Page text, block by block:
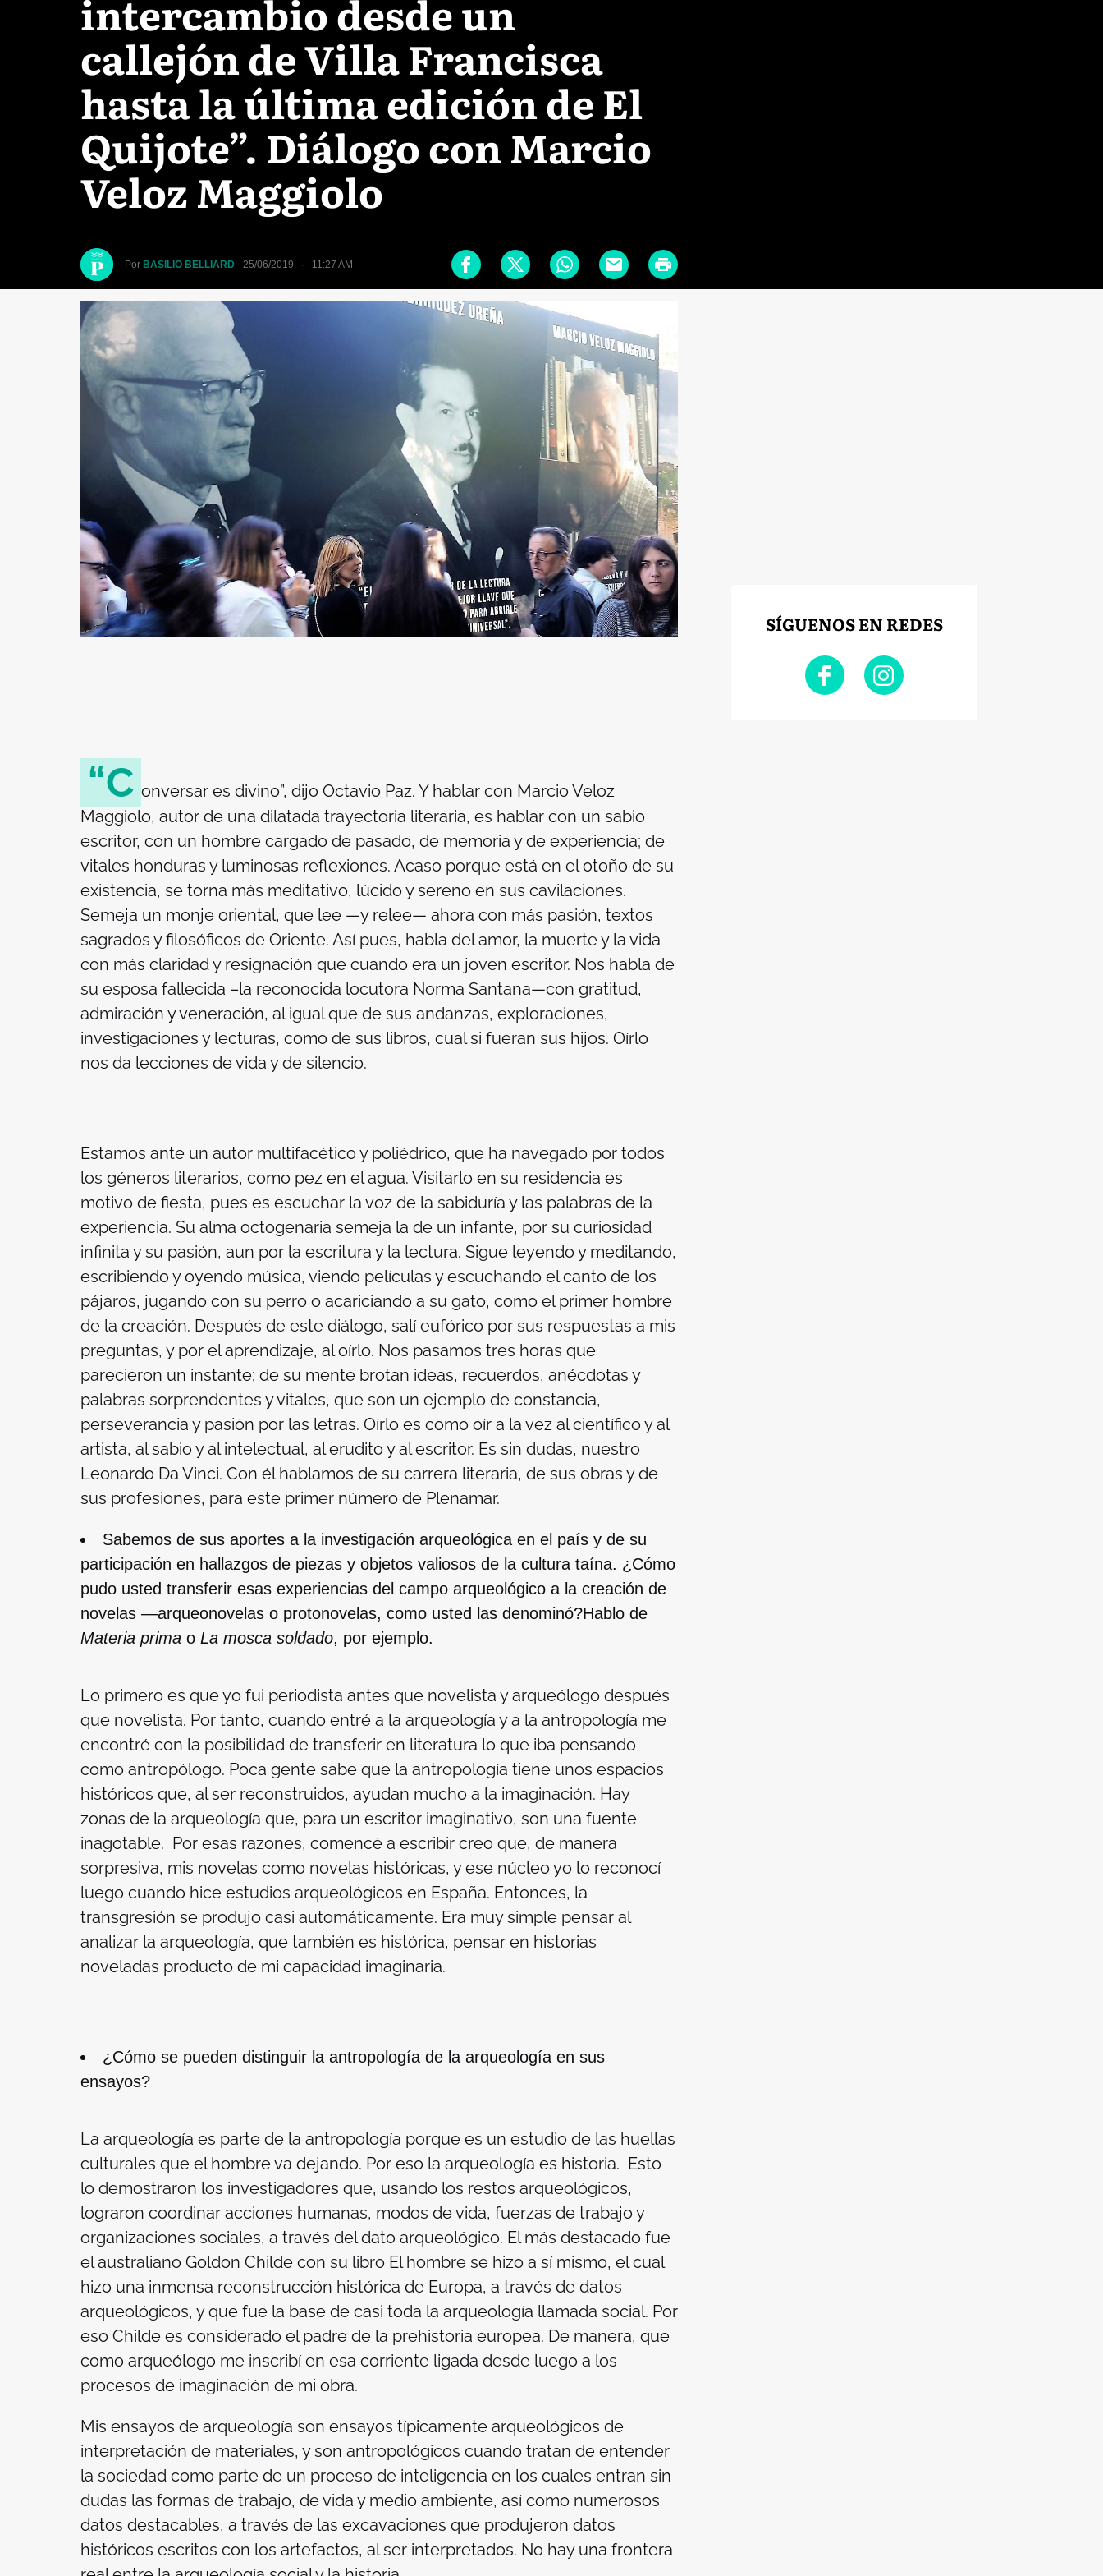
intercambio desde un
callejón de Villa Francisca
hasta la última edición de El
Quijote”. Diálogo con Marcio
Veloz Maggiolo
Por BASILIO BELLIARD 25/06/2019 · 11:27 AM
“C onversar es divino”, dijo Octavio Paz. Y hablar con Marcio Veloz
Maggiolo, autor de una dilatada trayectoria literaria, es hablar con un sabio
escritor, con un hombre cargado de pasado, de memoria y de experiencia; de
vitales honduras y luminosas reflexiones. Acaso porque está en el otoño de su
existencia, se torna más meditativo, lúcido y sereno en sus cavilaciones.
Semeja un monje oriental, que lee —y relee— ahora con más pasión, textos
sagrados y filosóficos de Oriente. Así pues, habla del amor, la muerte y la vida
con más claridad y resignación que cuando era un joven escritor. Nos habla de
su esposa fallecida –la reconocida locutora Norma Santana—con gratitud,
admiración y veneración, al igual que de sus andanzas, exploraciones,
investigaciones y lecturas, como de sus libros, cual si fueran sus hijos. Oírlo
nos da lecciones de vida y de silencio.
Estamos ante un autor multifacético y poliédrico, que ha navegado por todos
los géneros literarios, como pez en el agua. Visitarlo en su residencia es
motivo de fiesta, pues es escuchar la voz de la sabiduría y las palabras de la
experiencia. Su alma octogenaria semeja la de un infante, por su curiosidad
infinita y su pasión, aun por la escritura y la lectura. Sigue leyendo y meditando,
escribiendo y oyendo música, viendo películas y escuchando el canto de los
pájaros, jugando con su perro o acariciando a su gato, como el primer hombre
de la creación. Después de este diálogo, salí eufórico por sus respuestas a mis
preguntas, y por el aprendizaje, al oírlo. Nos pasamos tres horas que
parecieron un instante; de su mente brotan ideas, recuerdos, anécdotas y
palabras sorprendentes y vitales, que son un ejemplo de constancia,
perseverancia y pasión por las letras. Oírlo es como oír a la vez al científico y al
artista, al sabio y al intelectual, al erudito y al escritor. Es sin dudas, nuestro
Leonardo Da Vinci. Con él hablamos de su carrera literaria, de sus obras y de
sus profesiones, para este primer número de Plenamar.
Sabemos de sus aportes a la investigación arqueológica en el país y de su
participación en hallazgos de piezas y objetos valiosos de la cultura taína. ¿Cómo
pudo usted transferir esas experiencias del campo arqueológico a la creación de
novelas —arqueonovelas o protonovelas, como usted las denominó?Hablo de
Materia primao La mosca soldado, por ejemplo.
Lo primero es que yo fui periodista antes que novelista y arqueólogo después
que novelista. Por tanto, cuando entré a la arqueología y a la antropología me
encontré con la posibilidad de transferir en literatura lo que iba pensando
como antropólogo. Poca gente sabe que la antropología tiene unos espacios
históricos que, al ser reconstruidos, ayudan mucho a la imaginación. Hay
zonas de la arqueología que, para un escritor imaginativo, son una fuente
inagotable. Por esas razones, comencé a escribir creo que, de manera
sorpresiva, mis novelas como novelas históricas, y ese núcleo yo lo reconocí
luego cuando hice estudios arqueológicos en España. Entonces, la
transgresión se produjo casi automáticamente. Era muy simple pensar al
analizar la arqueología, que también es histórica, pensar en historias
noveladas producto de mi capacidad imaginaria.
¿Cómo se pueden distinguir la antropología de la arqueología en sus
ensayos?
La arqueología es parte de la antropología porque es un estudio de las huellas
culturales que el hombre va dejando. Por eso la arqueología es historia. Esto
lo demostraron los investigadores que, usando los restos arqueológicos,
lograron coordinar acciones humanas, modos de vida, fuerzas de trabajo y
organizaciones sociales, a través del dato arqueológico. El más destacado fue
el australiano Goldon Childe con su libro El hombre se hizo a sí mismo, el cual
hizo una inmensa reconstrucción histórica de Europa, a través de datos
arqueológicos, y que fue la base de casi toda la arqueología llamada social. Por
eso Childe es considerado el padre de la prehistoria europea. De manera, que
como arqueólogo me inscribí en esa corriente ligada desde luego a los
procesos de imaginación de mi obra.
Mis ensayos de arqueología son ensayos típicamente arqueológicos de
interpretación de materiales, y son antropológicos cuando tratan de entender
la sociedad como parte de un proceso de inteligencia en los cuales entran sin
dudas las formas de trabajo, de vida y medio ambiente, así como numerosos
datos destacables, a través de las excavaciones que produjeron datos
históricos escritos con los artefactos, al ser interpretados. No hay una frontera
SÍGUENOS EN REDES